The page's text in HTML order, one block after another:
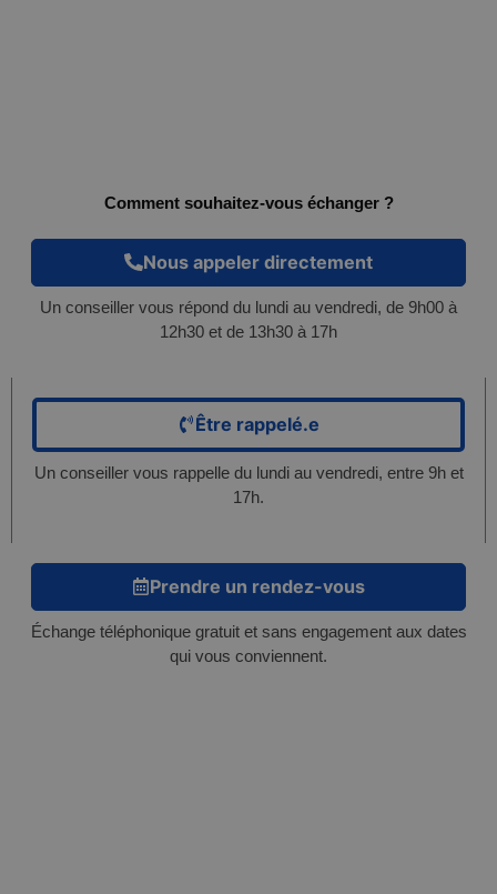
Comment souhaitez-vous échanger ?
Nous appeler directement
Un conseiller vous répond du lundi au vendredi, de 9h00 à
12h30 et de 13h30 à 17h
Être rappelé.e
Un conseiller vous rappelle du lundi au vendredi, entre 9h et
17h.
Prendre un rendez-vous
Échange téléphonique gratuit et sans engagement aux dates
qui vous conviennent.